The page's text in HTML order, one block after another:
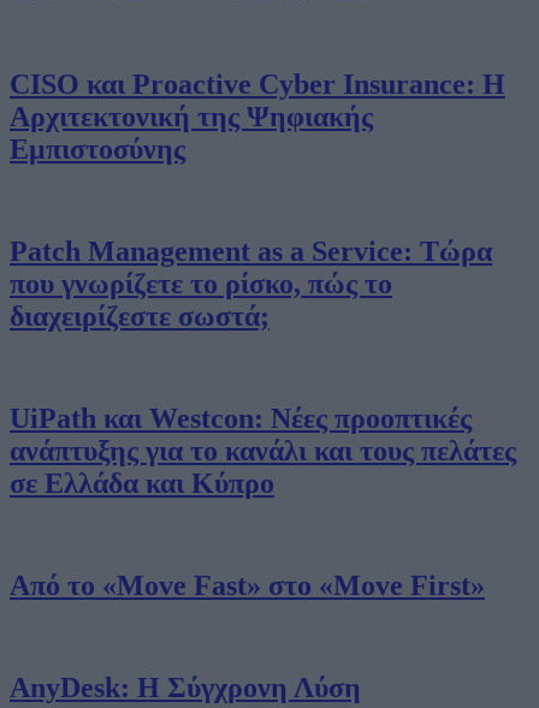
CISO και Proactive Cyber Insurance: Η
Αρχιτεκτονική της Ψηφιακής
Εμπιστοσύνης
Patch Management as a Service: Τώρα
που γνωρίζετε το ρίσκο, πώς το
διαχειρίζεστε σωστά;
UiPath και Westcon: Νέες προοπτικές
ανάπτυξης για το κανάλι και τους πελάτες
σε Ελλάδα και Κύπρο
Από το «Move Fast» στο «Move First»
AnyDesk: Η Σύγχρονη Λύση